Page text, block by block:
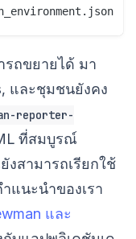
รถขยายได้ มา
และชุมชนยังคง
reporter-
ที่สมบูรณ์
งสามารถเรียกใช้
แนะนำของเรา
และ